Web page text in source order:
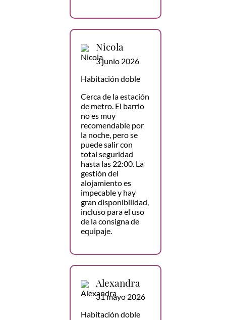
Nicola
3 junio 2026
Habitación doble
Cerca de la estación
de metro. El barrio
no es muy
recomendable por
la noche, pero se
puede salir con
total seguridad
hasta las 22:00. La
gestión del
alojamiento es
impecable y hay
gran disponibilidad,
incluso para el uso
de la consigna de
equipaje.
Alexandra
31 mayo 2026
Habitación doble